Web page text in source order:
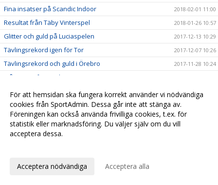
Fina insatser på Scandic Indoor 2018-02-01 11:00
Resultat från Täby Vinterspel 2018-01-26 10:57
Glitter och guld på Luciaspelen 2017-12-13 10:29
Tävlingsrekord igen för Tor 2017-12-07 10:26
Tävlingsrekord och guld i Örebro 2017-11-28 10:24
Många tog första chansen att persa!
Fina framgångar i Tullingeloppet 2017-10-05 09:46
Mälarhöjden och CRAFT i nytt samarbete 2017-10-01 09:40
Tävlingsprogram för hösten och vintern 2017-09-28 09:36
Dubbla medaljörer på Skol-DM
Guld i veteran-SM i kastmångkamp
För att hemsidan ska fungera korrekt använder vi nödvändiga
cookies från SportAdmin. Dessa går inte att stänga av.
Föreningen kan också använda frivilliga cookies, t.ex. för
statistik eller marknadsföring. Du väljer själv om du vill
acceptera dessa.
Acceptera nödvändiga Acceptera alla